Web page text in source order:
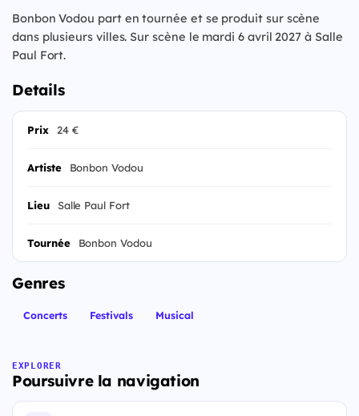
Bonbon Vodou part en tournée et se produit sur scène
dans plusieurs villes. Sur scène le mardi 6 avril 2027 à Salle
Paul Fort.
Details
Prix 24 €
Artiste Bonbon Vodou
Lieu Salle Paul Fort
Tournée Bonbon Vodou
Genres
Concerts Festivals Musical
EXPLORER
Poursuivre la navigation